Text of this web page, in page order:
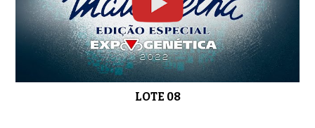
01:03 LOTE 25
LOTE 08